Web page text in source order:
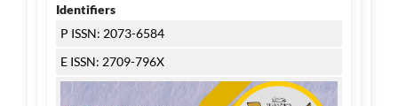
Identifiers
P ISSN: 2073-6584
E ISSN: 2709-796X